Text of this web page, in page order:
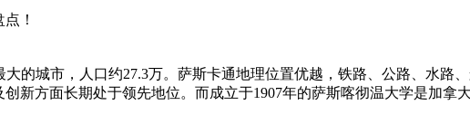
的城市，人口约27.3万。萨斯卡通地理位置优越，铁路、公路、水路
新方面长期处于领先地位。而成立于1907年的萨斯喀彻温大学是加